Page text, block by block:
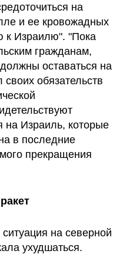
на
и ее кровожадных
к Израилю". "Пока
гражданам,
оставаться на
обязательств
на Израиль, которые
в последние
прекращения
на северной
ухудшаться.